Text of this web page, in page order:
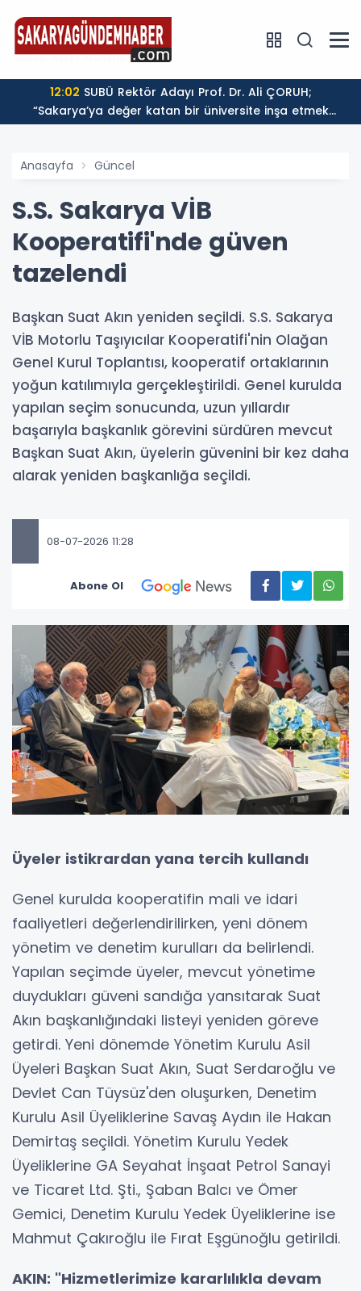
12:02
“Sakarya’ya değer katan bir üniversite inşa etmek
istiyorum”
Anasayfa Güncel
S.S. Sakarya VİB
Kooperatifi'nde güven
tazelendi
Başkan Suat Akın yeniden seçildi. S.S. Sakarya
VİB Motorlu Taşıyıcılar Kooperatifi'nin Olağan
Genel Kurul Toplantısı, kooperatif ortaklarının
yoğun katılımıyla gerçekleştirildi. Genel kurulda
yapılan seçim sonucunda, uzun yıllardır
başarıyla başkanlık görevini sürdüren mevcut
Başkan Suat Akın, üyelerin güvenini bir kez daha
alarak yeniden başkanlığa seçildi.
08-07-2026 11:28
Abone Ol
Üyeler istikrardan yana tercih kullandı
Genel kurulda kooperatifin mali ve idari
faaliyetleri değerlendirilirken, yeni dönem
yönetim ve denetim kurulları da belirlendi.
Yapılan seçimde üyeler, mevcut yönetime
duydukları güveni sandığa yansıtarak Suat
Akın başkanlığındaki listeyi yeniden göreve
getirdi. Yeni dönemde Yönetim Kurulu Asil
Üyeleri Başkan Suat Akın, Suat Serdaroğlu ve
Devlet Can Tüysüz'den oluşurken, Denetim
Kurulu Asil Üyeliklerine Savaş Aydın ile Hakan
Demirtaş seçildi. Yönetim Kurulu Yedek
Üyeliklerine GA Seyahat İnşaat Petrol Sanayi
ve Ticaret Ltd. Şti., Şaban Balcı ve Ömer
Gemici, Denetim Kurulu Yedek Üyeliklerine ise
Mahmut Çakıroğlu ile Fırat Eşgünoğlu getirildi.
AKIN: "Hizmetlerimize kararlılıkla devam